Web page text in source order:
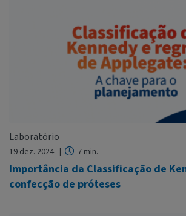
Laboratório
19 dez. 2024 7 min.
Importância da Classificação de
confecção de próteses